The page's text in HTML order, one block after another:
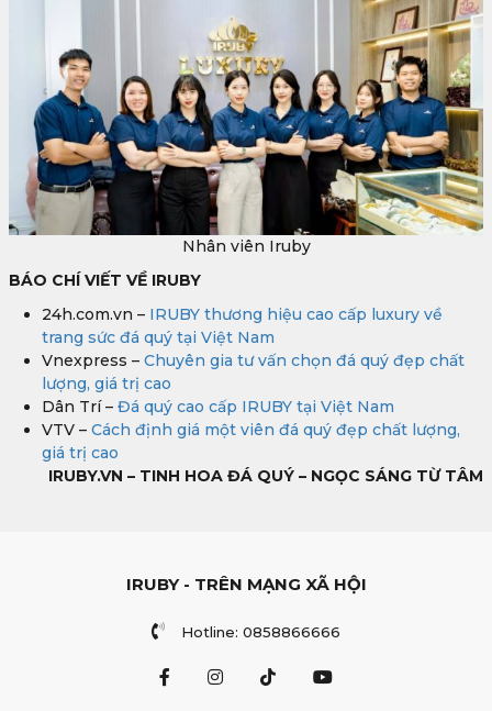
Nhân viên Iruby
BÁO CHÍ VIẾT VỀ IRUBY
24h.com.vn – IRUBY thương hiệu cao cấp luxury về
trang sức đá quý tại Việt Nam
Vnexpress – Chuyên gia tư vấn chọn đá quý đẹp chất
lượng, giá trị cao
Dân Trí – Đá quý cao cấp IRUBY tại Việt Nam
VTV – Cách định giá một viên đá quý đẹp chất lượng,
giá trị cao
IRUBY.VN – TINH HOA ĐÁ QUÝ – NGỌC SÁNG TỪ TÂM
IRUBY - TRÊN MẠNG XÃ HỘI
Hotline: 0858866666